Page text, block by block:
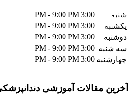
3:00 PM - 9:00 PM
3:00 PM - 9:00 PM
3:00 PM - 9:00 PM
3:00 PM - 9:00 PM
3:00 PM - 9:00 PM
مقالات آموزشی دندانپزشکی